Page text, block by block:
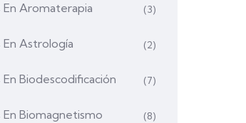
En Aromaterapia (3)
En Astrología (2)
En Biodescodificación (7)
En Biomagnetismo (8)